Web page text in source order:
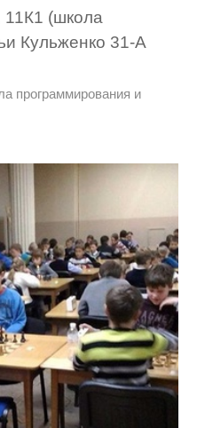
11К1 (школа
Кульженко 31-А
программирования и